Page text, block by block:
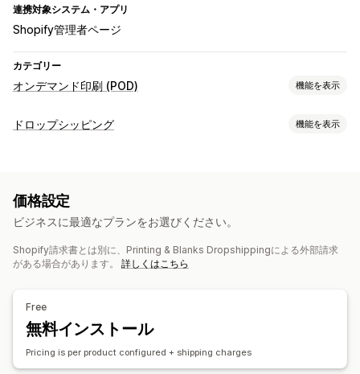
連携対象システム・アプリ
Shopify管理者ページ
カテゴリー
オンデマンド印刷 (POD) 機能を表示
商品のカスタマイズ
商品
バッグ
アパレル 帽子 ペット用品
エコフレンドリー
配送オプション
ドロップシッピング 機能を表示
スポーツ用品
価格設定
ビジネスに最適なプランをお選びください。
Shopify請求書とは別に、Printing & Blanks Dropshippingによる外部請求
がある場合があります。 詳しくはこちら
Free
無料インストール
Pricing is per product configured + shipping charges